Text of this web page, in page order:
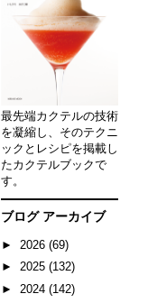
最先端カクテルの技術
を凝縮し、そのテクニ
ックとレシピを掲載し
たカクテルブックで
す。
ブログ アーカイブ
► 2026 (69)
► 2025 (132)
► 2024 (142)